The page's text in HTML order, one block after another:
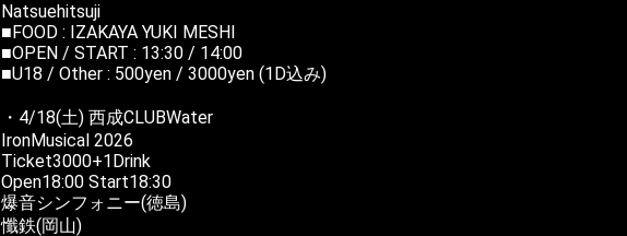
Natsuehitsuji
■FOOD : IZAKAYA YUKI MESHI
■OPEN / START : 13:30 / 14:00
■U18 / Other : 500yen / 3000yen (1D込み)
・4/18(土) 西成CLUBWater
IronMusical 2026
Ticket3000+1Drink
Open18:00 Start18:30
爆音シンフォニー(徳島)
懺鉄(岡山)